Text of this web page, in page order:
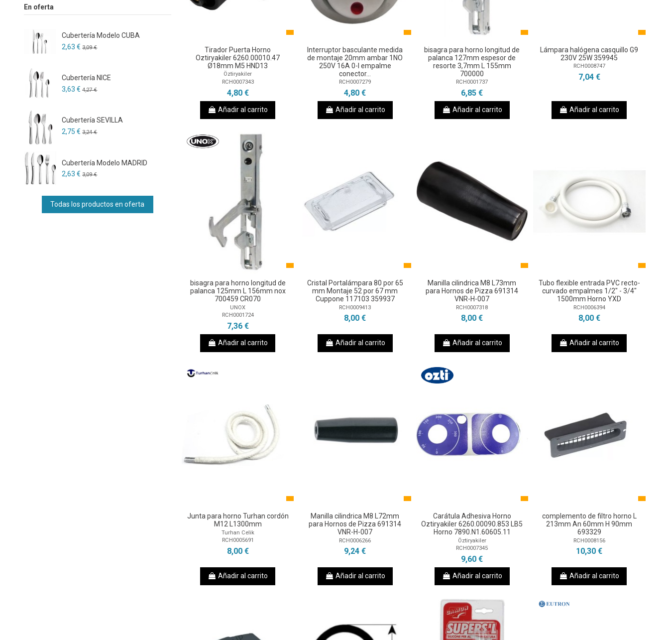
Tirador Puerta Horno
Oztiryakiler 6260.00010.47
Ø18mm M5 HND13
Öztiryakiler
RCH0007343
4,80 €
Añadir al carrito
Interruptor basculante medida
de montaje 20mm ambar 1NO
250V 16A 0-I empalme
conector...
RCH0007279
4,80 €
Añadir al carrito
bisagra para horno longitud de
palanca 127mm espesor de
resorte 3,7mm L 155mm
700000
RCH0001737
6,85 €
Añadir al carrito
Lámpara halógena casquillo G9
230V 25W 359945
RCH0008747
7,04 €
Añadir al carrito
bisagra para horno longitud de
palanca 125mm L 156mm nox
700459 CR070
UNOX
RCH0001724
7,36 €
Añadir al carrito
Cristal Portalámpara 80 por 65
mm Montaje 52 por 67 mm
Cuppone 117103 359937
RCH0009413
8,00 €
Añadir al carrito
Manilla cilindrica M8 L73mm
para Hornos de Pizza 691314
VNR-H-007
RCH0007318
8,00 €
Añadir al carrito
Tubo flexible entrada PVC recto-
curvado empalmes 1/2" - 3/4"
1500mm Horno YXD
RCH0006394
8,00 €
Añadir al carrito
Junta para horno Turhan cordón
M12 L1300mm
Turhan Celik
RCH0005691
8,00 €
Añadir al carrito
Manilla cilindrica M8 L72mm
para Hornos de Pizza 691314
VNR-H-007
RCH0006266
9,24 €
Añadir al carrito
Carátula Adhesiva Horno
Oztiryakiler 6260.00090.853 LB5
Horno 7890.N1.60605.11
Öztiryakiler
RCH0007345
9,60 €
Añadir al carrito
complemento de filtro horno L
213mm An 60mm H 90mm
693329
RCH0008156
10,30 €
Añadir al carrito
En oferta
Cubertería Modelo CUBA
2,63 € 3,09 €
Cubertería NICE
3,63 € 4,27 €
Cubertería SEVILLA
2,75 € 3,24 €
Cubertería Modelo MADRID
2,63 € 3,09 €
Todas los productos en oferta